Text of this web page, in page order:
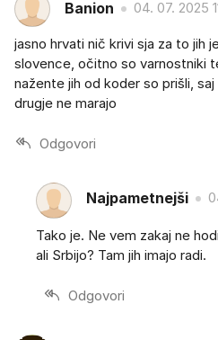
Banion 04. 07. 2025
jasno hrvati nič krivi sja za to jih
slovence, očitno so varnostniki
nažente jih od koder so prišli,
drugje ne marajo
Odgovori
Najpametnejši
Tako je. Ne vem zakaj ne
ali Srbijo? Tam jih imajo radi.
Odgovori